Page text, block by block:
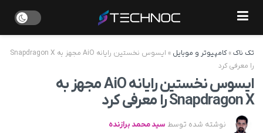
تک ناک»کامپیوتر و موبایل »
ایسوس نخستین رایانه AiO مجهز به Snapdragon X
را معرفی کرد
ایسوس نخستین رایانه AiO مجهز به
Snapdragon X را معرفی کرد
نوشته شده توسط سید محمد برازنده